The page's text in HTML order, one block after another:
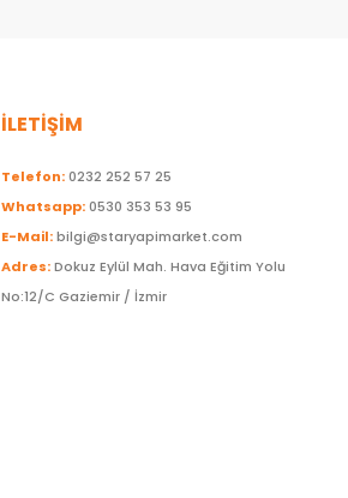
İLETİŞİM
Telefon:0232 252 57 25
Whatsapp:0530 353 53 95
E-Mail:bilgi@staryapimarket.com
Adres:Dokuz Eylül Mah. Hava Eğitim Yolu
No:12/C Gaziemir / İzmir